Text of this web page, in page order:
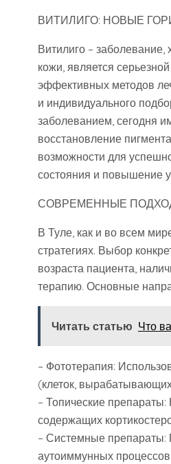
ВИТИЛИГО: НОВЫЕ
Витилиго –
кожи, является
эффективных методов
и индивидуального
заболеванием, сегодня
восстановление
возможности для
состояния и повышение
СОВРЕМЕННЫЕ
В Туле, как и во всем
стратегиях. Выбор
возраста пациента,
терапию. Основные
Читать статью Что
– Фототерапия:
(клеток,
– Топические
содержащих
– Системные препараты:
аутоиммунных